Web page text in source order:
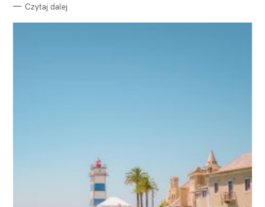
Czytaj dalej